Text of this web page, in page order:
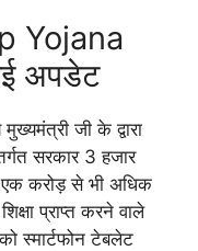
Yojana
अपडेट
जी के द्वारा
सरकार 3 हजार
करोड़ से भी अधिक
प्राप्त करने वाले
स्मार्टफोन टेबलेट